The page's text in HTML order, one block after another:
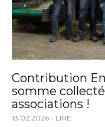
Contribution
somme
associations !
13.02.2026 LIRE